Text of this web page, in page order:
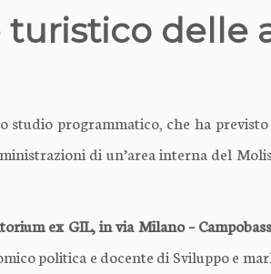
turistico delle
programmatico, che ha
di un’area interna del
ex GIL, in via Milano –
politica e docente di Sviluppo e